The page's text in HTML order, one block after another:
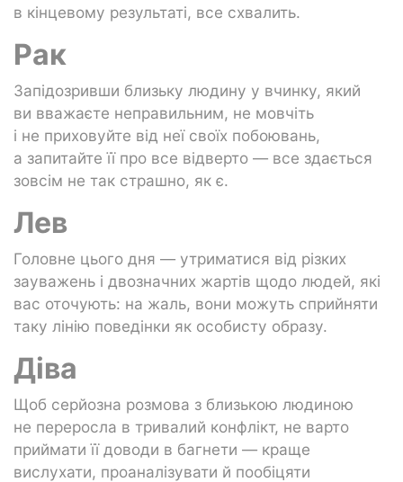
в кінцевому результаті, все схвалить.
Рак
Запідозривши близьку людину у вчинку, який
ви вважаєте неправильним, не мовчіть
і не приховуйте від неї своїх побоювань,
а запитайте її про все відверто — все здається
зовсім не так страшно, як є.
Лев
Головне цього дня — утриматися від різких
зауважень і двозначних жартів щодо людей, які
вас оточують: на жаль, вони можуть сприйняти
таку лінію поведінки як особисту образу.
Діва
Щоб серйозна розмова з близькою людиною
не переросла в тривалий конфлікт, не варто
приймати її доводи в багнети — краще
вислухати, проаналізувати й пообіцяти